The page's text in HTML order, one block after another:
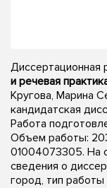
Диссертационная
и речевая
Кругова, Марина
кандидатская
Работа
Объем работы:
01004073305. На
сведения о
город, тип